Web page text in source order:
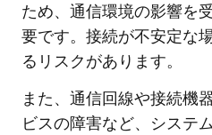
ため、通信環境の影響を
要です。接続が不安定な
るリスクがあります。
また、通信回線や接続機
ビスの障害など、システ